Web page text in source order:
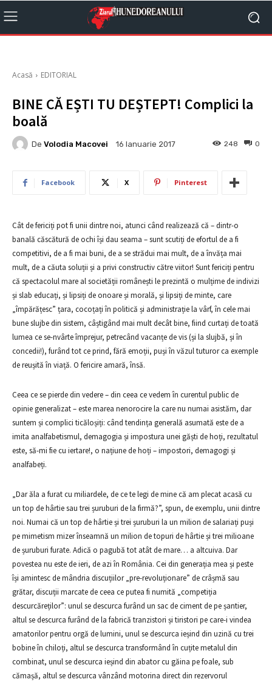
Acasă EDITORIAL
BINE CĂ EȘTI TU DEȘTEPT! Complici la
boală
De Volodia Macovei 16 Ianuarie 2017 0
248
Facebook X Pinterest
Cât de fericiți pot fi unii dintre noi, atunci când realizează că – dintr-o
banală căscătură de ochi își dau seama – sunt scutiți de efortul de a fi
competitivi, de a fi mai buni, de a se strădui mai mult, de a învăța mai
mult, de a căuta soluții și a privi constructiv către viitor! Sunt fericiți pentru
că spectacolul mare al societății românești le prezintă o mulțime de indivizi
și slab educați, și lipsiți de onoare și morală, și lipsiți de minte, care
„împărățesc” țara, cocoțați în politică și administrație la vârf, în cele mai
bune slujbe din sistem, câștigând mai mult decât bine, fiind curtați de toată
lumea ce se-nvârte împrejur, petrecând vacanțe de vis (și la slujbă, și în
concedii!), furând tot ce prind, fără emoții, puși în văzul tuturor ca exemple
de reușită în viață. O fericire amară, însă.
Ceea ce se pierde din vedere – din ceea ce vedem în curentul public de
opinie generalizat – este marea nenorocire la care nu numai asistăm, dar
suntem și complici ticăloșiți: când tendința generală asumată este de a
imita analfabetismul, demagogia și impostura unei găști de hoți, rezultatul
este, să-mi fie cu iertare!, o națiune de hoți – impostori, demagogi și
analfabeți.
„Dar ăla a furat cu miliardele, de ce te legi de mine că am plecat acasă cu
un top de hârtie sau trei șuruburi de la firmă?”, spun, de exemplu, unii dintre
noi. Numai că un top de hârtie și trei șuruburi la un milion de salariați puși
pe mimetism mizer înseamnă un milion de topuri de hârtie și trei milioane
de șuruburi furate. Adică o pagubă tot atât de mare… a altcuiva. Dar
povestea nu este de ieri, de azi în România. Cei din generația mea și peste
își amintesc de mândria discuțiilor „pre-revoluționare” de crâșmă sau
grătar, discuții marcate de ceea ce putea fi numită „competiția
descurcăreților”: unul se descurca furând un sac de ciment de pe șantier,
altul se descurca furând de la fabrică tranzistori și tiristori pe care-i vindea
amatorilor pentru orgă de lumini, unul se descurca ieșind din uzină cu trei
bobine în chiloți, altul se descurca transformând în cuțite metalul din
combinat, unul se descurca ieșind din abator cu găina pe foale, sub
cămașă, altul se descurca vânzând motorina direct din rezervorul